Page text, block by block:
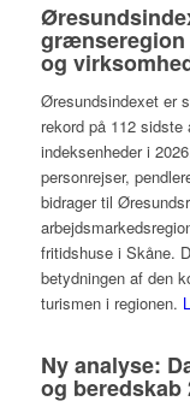
grænseregion
og
Øresundsindexet er
rekord på 112
indeksenheder i
personrejser,
bidrager til
fritidshuse i Skåne.
betydningen af den
turismen i regionen.
Ny analyse:
og beredskab